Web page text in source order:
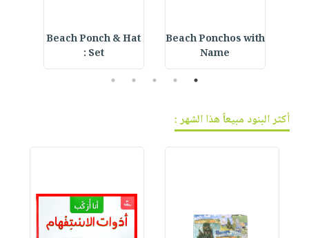
Beach Ponchos with
Name
Beach Ponch & Hat
Set :
1
2
3
4
5
أكثر البنود مبيعاً هذا الشهر :